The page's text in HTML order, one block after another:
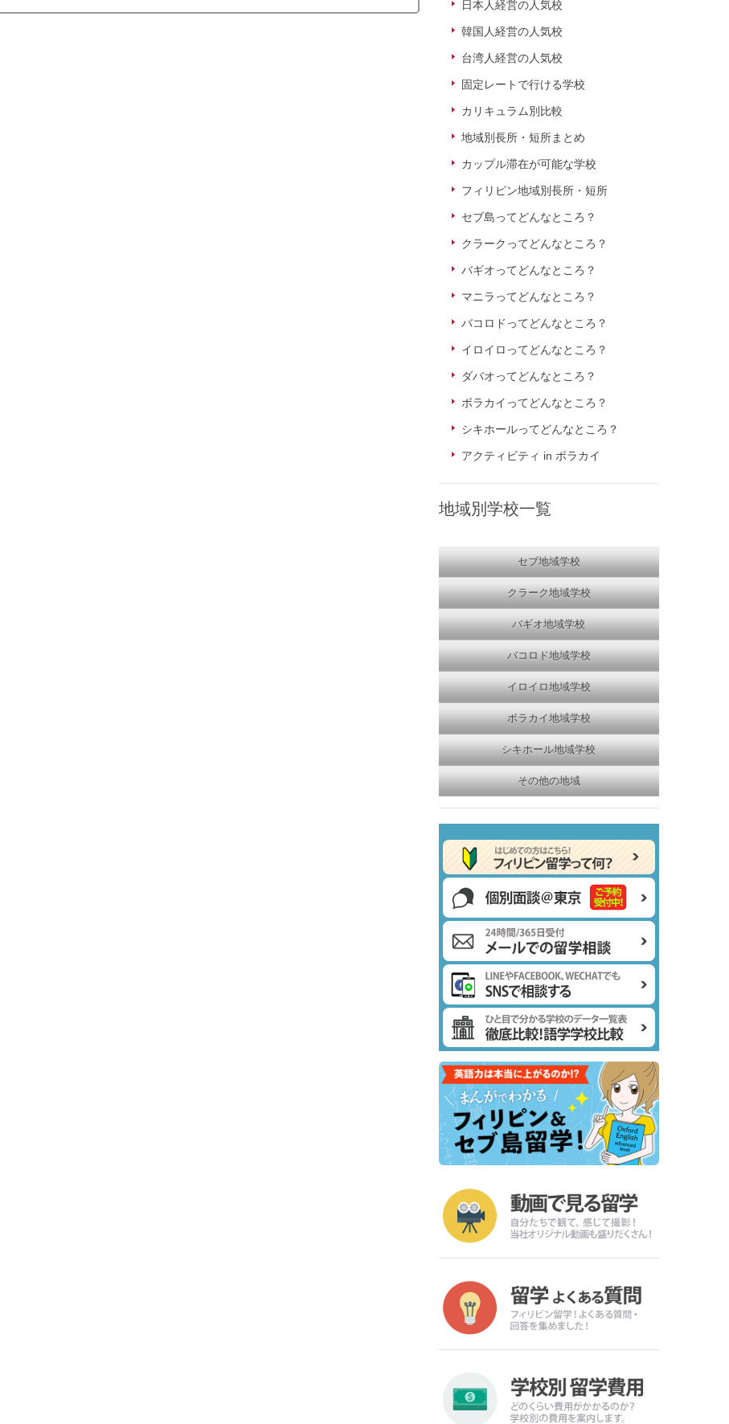
日本人経営の人気校
韓国人経営の人気校
台湾人経営の人気校
固定レートで行ける学校
カリキュラム別比較
地域別長所・短所まとめ
カップル滞在が可能な学校
フィリピン地域別長所・短所
セブ島ってどんなところ？
クラークってどんなところ？
バギオってどんなところ？
マニラってどんなところ？
バコロドってどんなところ？
イロイロってどんなところ？
ダバオってどんなところ？
ボラカイってどんなところ？
シキホールってどんなところ？
アクティビティ in ボラカイ
地域別学校一覧
セブ地域学校
クラーク地域学校
バギオ地域学校
バコロド地域学校
イロイロ地域学校
ボラカイ地域学校
シキホール地域学校
その他の地域